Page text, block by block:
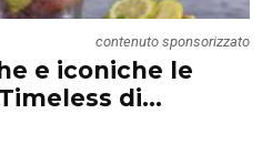
contenuto sponsorizzato
e iconiche le
di...